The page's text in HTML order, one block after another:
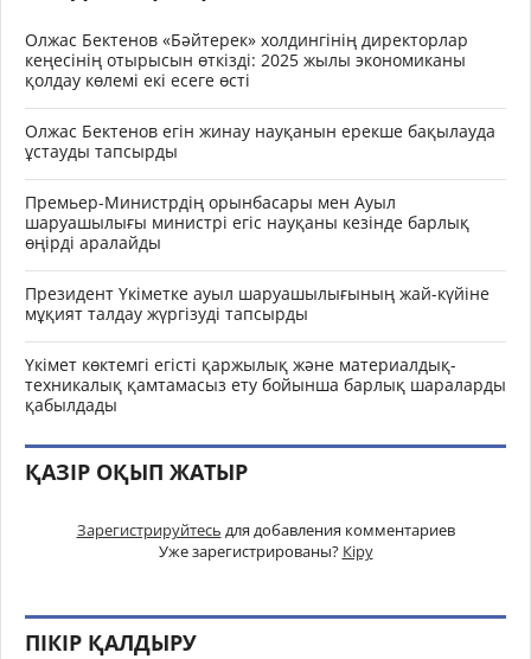
Олжас Бектенов «Бәйтерек» холдингінің директорлар
кеңесінің отырысын өткізді: 2025 жылы экономиканы
қолдау көлемі екі есеге өсті
Олжас Бектенов егін жинау науқанын ерекше бақылауда
ұстауды тапсырды
Премьер-Министрдің орынбасары мен Ауыл
шаруашылығы министрі егіс науқаны кезінде барлық
өңірді аралайды
Президент Үкіметке ауыл шаруашылығының жай-күйіне
мұқият талдау жүргізуді тапсырды
Үкімет көктемгі егісті қаржылық және материалдық-
техникалық қамтамасыз ету бойынша барлық шараларды
қабылдады
ҚАЗІР ОҚЫП ЖАТЫР
Зарегистрируйтесь для добавления комментариев
Уже зарегистрированы? Кіру
ПІКІР ҚАЛДЫРУ